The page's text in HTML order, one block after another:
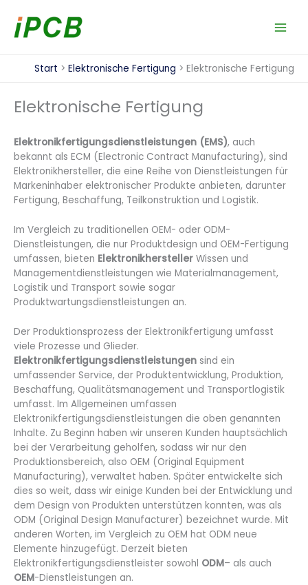
Inhalt
springen
Start Elektronische Fertigung Elektronische Fertigung
Elektronische Fertigung
Elektronikfertigungsdienstleistungen (EMS), auch
bekannt als ECM (Electronic Contract Manufacturing), sind
Elektronikhersteller, die eine Reihe von Dienstleistungen für
Markeninhaber elektronischer Produkte anbieten, darunter
Fertigung, Beschaffung, Teilkonstruktion und Logistik.
Im Vergleich zu traditionellen OEM- oder ODM-
Dienstleistungen, die nur Produktdesign und OEM-Fertigung
umfassen, bieten Elektronikhersteller Wissen und
Managementdienstleistungen wie Materialmanagement,
Logistik und Transport sowie sogar
Produktwartungsdienstleistungen an.
Der Produktionsprozess der Elektronikfertigung umfasst
viele Prozesse und Glieder.
Elektronikfertigungsdienstleistungen sind ein
umfassender Service, der Produktentwicklung, Produktion,
Beschaffung, Qualitätsmanagement und Transportlogistik
umfasst. Im Allgemeinen umfassen
Elektronikfertigungsdienstleistungen die oben genannten
Inhalte. Zu Beginn haben wir unseren Kunden hauptsächlich
bei der Verarbeitung geholfen, sodass wir nur den
Produktionsbereich, also OEM (Original Equipment
Manufacturing), verwaltet haben. Später entwickelte sich
dies so weit, dass wir einige Kunden bei der Entwicklung und
dem Design von Produkten unterstützen konnten, was als
ODM (Original Design Manufacturer) bezeichnet wurde. Mit
anderen Worten, im Vergleich zu OEM hat ODM neue
Elemente hinzugefügt. Derzeit bieten
Elektronikfertigungsdienstleister sowohl ODM– als auch
OEM-Dienstleistungen an.